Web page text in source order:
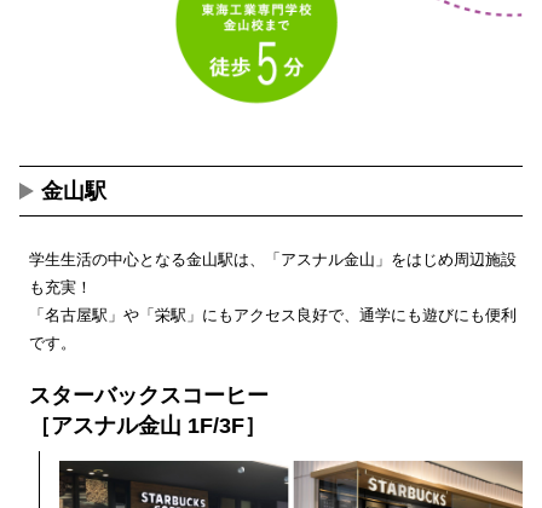
金山駅
学生生活の中心となる金山駅は、「アスナル金山」をはじめ周辺施設
も充実！
「名古屋駅」や「栄駅」にもアクセス良好で、通学にも遊びにも便利
です。
スターバックスコーヒー
［アスナル金山 1F/3F］